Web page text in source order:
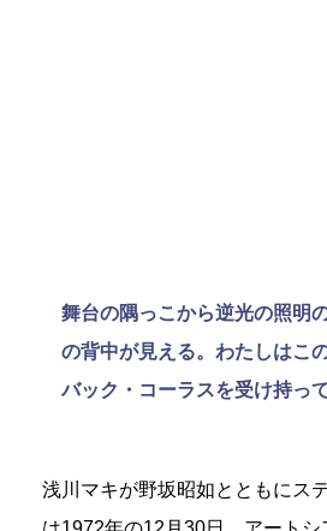
舞台の隅っこから逆光の照明
の背中が見える。わたしはこ
バック・コーラスを受け持って
浅川マキが野坂昭如とともにス